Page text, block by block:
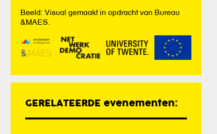
Beeld: Visual gemaakt in opdracht van Bureau
&MAES.
GERELATEERDE evenementen: